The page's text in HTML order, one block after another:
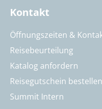
Kontakt
Öffnungszeiten &
Reisebeurteilung
Katalog anfordern
Reisegutschein bestellen
Summit Intern